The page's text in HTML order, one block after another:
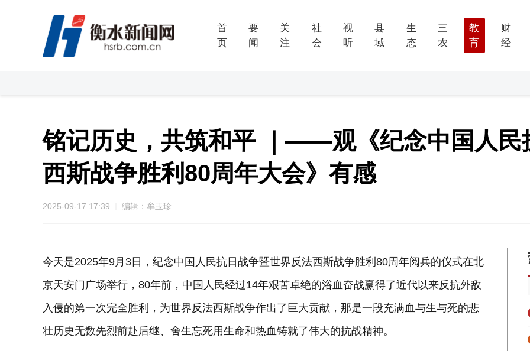
首
页
要
闻
关
注
社
会
视
听
县
域
生
态
三
农
教
育
财
经
铭记历史，共筑和平 ｜——观《纪念中国人民
西斯战争胜利80周年大会》有感
2025-09-17 17:39 编辑：牟玉珍
今天是2025年9月3日，纪念中国人民抗日战争暨世界反法西斯战争胜利80周年阅兵的仪式在北
京天安门广场举行，80年前，中国人民经过14年艰苦卓绝的浴血奋战赢得了近代以来反抗外敌
入侵的第一次完全胜利，为世界反法西斯战争作出了巨大贡献，那是一段充满血与生与死的悲
壮历史无数先烈前赴后继、舍生忘死用生命和热血铸就了伟大的抗战精神。